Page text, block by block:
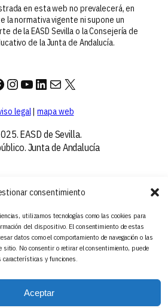
consentimiento
utilizamos tecnologías como las cookies para
del dispositivo. El consentimiento de estas
datos como el comportamiento de navegación o las
sitio. No consentir o retirar el consentimiento, puede
características y funciones.
Aceptar
en esta web no prevalecerá, en
la normativa vigente ni supone un
de la EASD Sevilla o la Consejería de
de la Junta de Andalucía.
Instagram
YouTube
LinkedIn
Correo electrónico
X
legal|mapa web
EASD de Sevilla.
Junta de Andalucía